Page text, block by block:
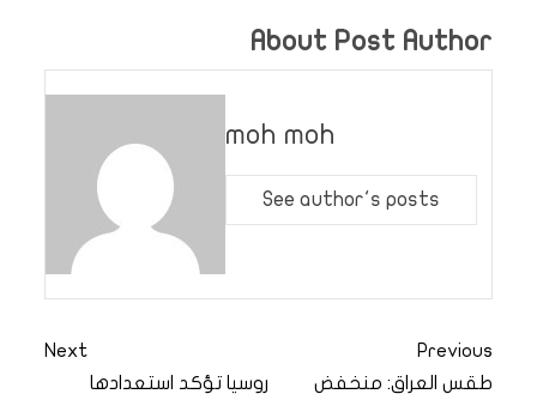
About Post Author
moh moh
See author's posts
Previous
طقس العراق: منخفض
Next
روسيا تؤكد استعدادها